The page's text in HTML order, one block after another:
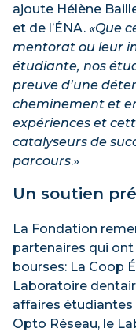
ajoute Hélène
et de l’ÉNA. «Que
mentorat ou leur
étudiante, nos
preuve d’une
cheminement et
expériences et
catalyseurs de
parcours.»
Un soutien
La Fondation
partenaires qui
bourses: La Coop
Laboratoire
affaires
Opto Réseau, le